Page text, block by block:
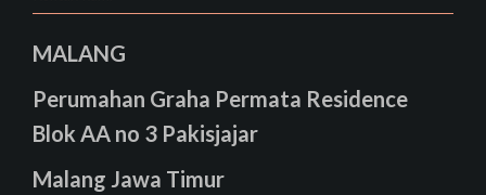
MALANG
Perumahan Graha Permata Residence
Blok AA no 3 Pakisjajar
Malang Jawa Timur